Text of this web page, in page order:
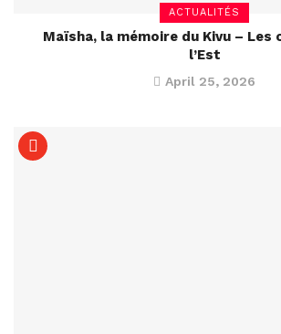
ACTUALITÉS
Maïsha, la mémoire du Kivu – Les
l’Est
April 25, 2026